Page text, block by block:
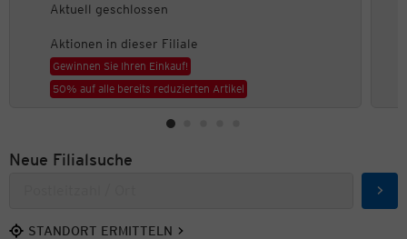
Aktuell geschlossen
Aktionen in dieser Filiale
Gewinnen Sie Ihren Einkauf!
50% auf alle bereits reduzierten Artikel
Neue Filialsuche
STANDORT ERMITTELN